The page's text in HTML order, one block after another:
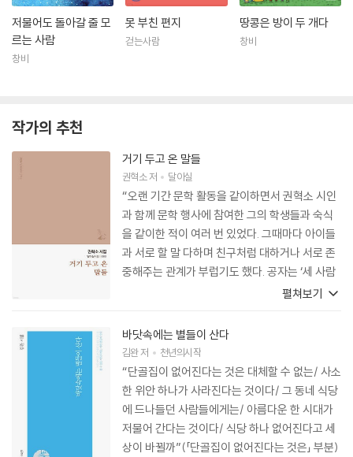
저물어도 돌아갈 줄 모
르는 사람
창비
못 부친 편지
걷는사람
땅콩은 방이 두 개다
창비
작가의 추천
거기 두고 온 말들
권혁소저 달아실
“오랜 기간 문학 활동을 같이하면서 권혁소 시인
과 함께 문학 행사에 참여한 그의 학생들과 숙식
을 같이한 적이 여러 번 있었다. 그때마다 아이들
과 서로 할 말 다하며 친구처럼 대하거나 서로 존
중해주는 관계가 부럽기도 했다. 공자는 ‘세 사람
이 길을 가면 그중 반드시 나의 스승이 한 사람 있
0여 년간 치러낸 마흔 번의 입학식과 서른아홉 번
의 졸업식에서 만난 모든 아이들이 그의 도반이었
고 스승이었던 셈이다. 그는 단순한 교사로서가
아니라 동류의 인간으로, 또는 어른으로, 아이들
과 같이 희망을 이야기하고 삶을 즐기고 혹은 현
실을 아파했지만 그래도 거기에 두고 온, 아직 못
다 한 말이 있다. 오직 그들이 잘되기를 바라는 아
펼쳐보기
바닷속에는 별들이 산다
김완저 천년의시작
“단골집이 없어진다는 것은 대체할 수 없는/ 사소
한 위안 하나가 사라진다는 것이다/ 그 동네 식당
에 드나들던 사람들에게는/ 아름다운 한 시대가
저물어 간다는 것이다/ 식당 하나 없어진다고 세
상이 바뀔까”(「단골집이 없어진다는 것은」 부분)